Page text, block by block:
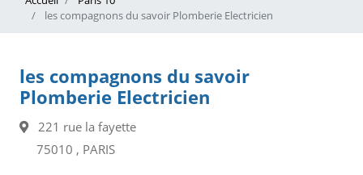
les compagnons du savoir Plomberie Electricien
les compagnons du savoir
Plomberie Electricien
221 rue la fayette
75010 , PARIS